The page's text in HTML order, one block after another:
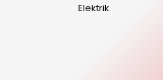
Elektrik